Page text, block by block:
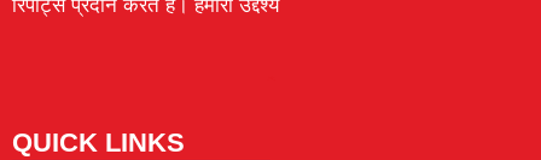
रिपोर्ट्स प्रदान करते हैं। हमारा उद्देश्य
QUICK LINKS